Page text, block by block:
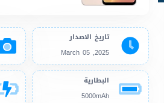
تاريخ الاصدار
2025, March 05
البطارية
5000mAh